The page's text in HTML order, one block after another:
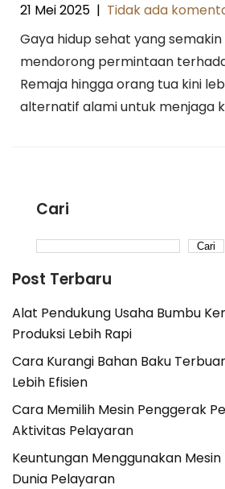
21 Mei 2025 | Tidak ada
Gaya hidup sehat yang
mendorong permintaan
Remaja hingga orang tua kini
alternatif alami untuk menjaga
Cari
Cari
Post Terbaru
Alat Pendukung Usaha Bumbu
Produksi Lebih Rapi
Cara Kurangi Bahan Baku
Lebih Efisien
Cara Memilih Mesin Penggerak
Aktivitas Pelayaran
Keuntungan Menggunakan
Dunia Pelayaran